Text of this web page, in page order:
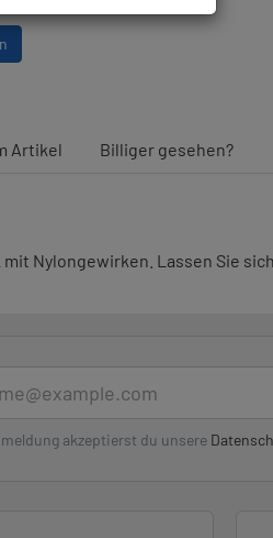
Artikel Billiger gesehen?
Nylongewirken. Lassen Sie
akzeptierst du unsere